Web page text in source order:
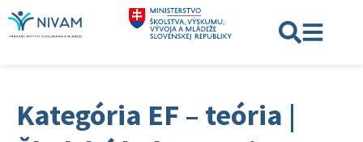
Kategória EF – teória |